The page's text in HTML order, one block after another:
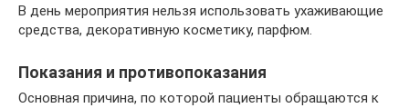
В день мероприятия нельзя использовать ухаживающие
средства, декоративную косметику, парфюм.
Показания и противопоказания
Основная причина, по которой пациенты обращаются к